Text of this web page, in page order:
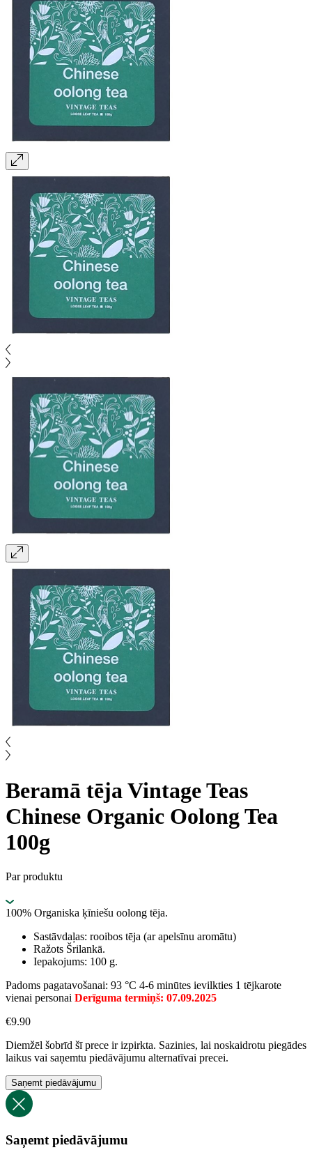
Beramā tēja Vintage Teas
Chinese Organic Oolong Tea
100g
Par produktu
100% Organiska ķīniešu oolong tēja.
Sastāvdaļas: rooibos tēja (ar apelsīnu aromātu)
Ražots Šrilankā.
Iepakojums: 100 g.
Padoms pagatavošanai: 93 °C 4-6 minūtes ievilkties 1 tējkarote
vienai personai Derīguma termiņš: 07.09.2025
€9.90
Diemžēl šobrīd šī prece ir izpirkta. Sazinies, lai noskaidrotu piegādes
laikus vai saņemtu piedāvājumu alternatīvai precei.
Saņemt piedāvājumu
Saņemt piedāvājumu